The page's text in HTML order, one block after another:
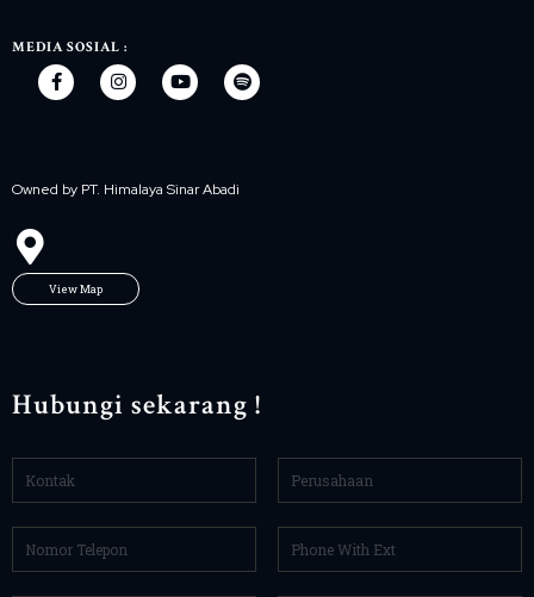
MEDIA SOSIAL :
Owned by PT. Himalaya Sinar Abadi
View Map
Hubungi sekarang !